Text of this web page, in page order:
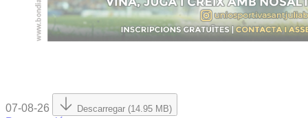
07-08-26 Descarregar (14.95 MB)